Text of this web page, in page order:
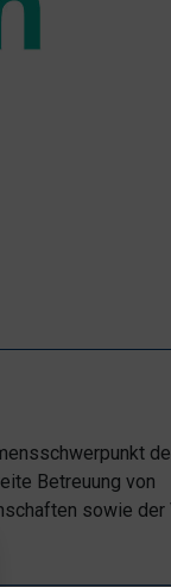
Betreuung von
sowie der